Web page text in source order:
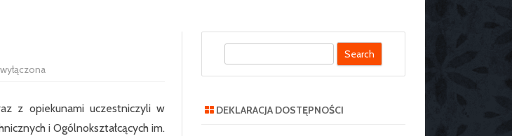
PODSTAWOWEJ NR 2 W
100-LECIE SZKOŁY
z opiekunami uczestniczyli w
i Ogólnokształcących im.
DEKLARACJA DOSTĘPNOŚCI